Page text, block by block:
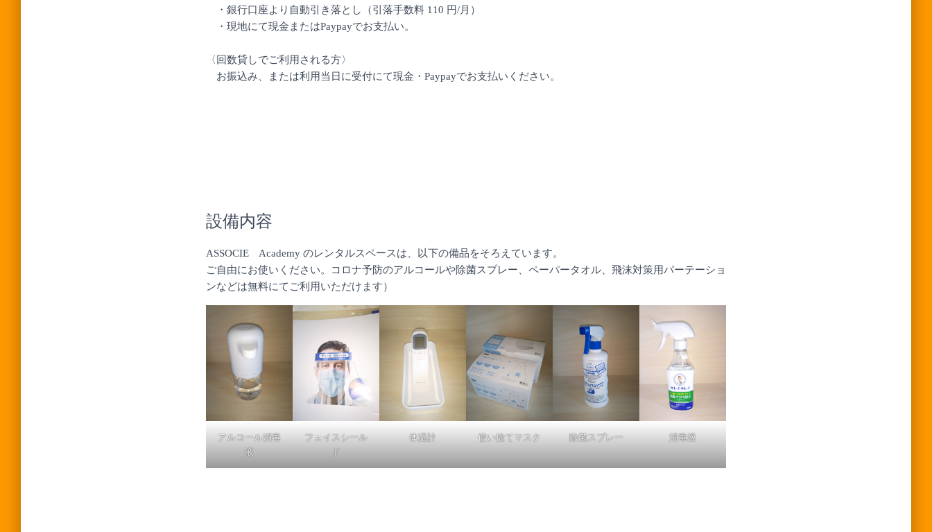
・銀行口座より自動引き落とし（引落手数料 110 円/月）
・現地にて現金またはPaypayでお支払い。
〈回数貸しでご利用される方〉
お振込み、または利用当日に受付にて現金・Paypayでお支払いください。
設備内容
ASSOCIE Academy のレンタルスペースは、以下の備品をそろえています。
ご自由にお使いください。コロナ予防のアルコールや除菌スプレー、ペーパータオル、飛沫対策用パーテーショ
ンなどは無料にてご利用いただけます）
アルコール消毒
液
フェイスシール
ド
体温計 使い捨てマスク 除菌スプレー 消毒液